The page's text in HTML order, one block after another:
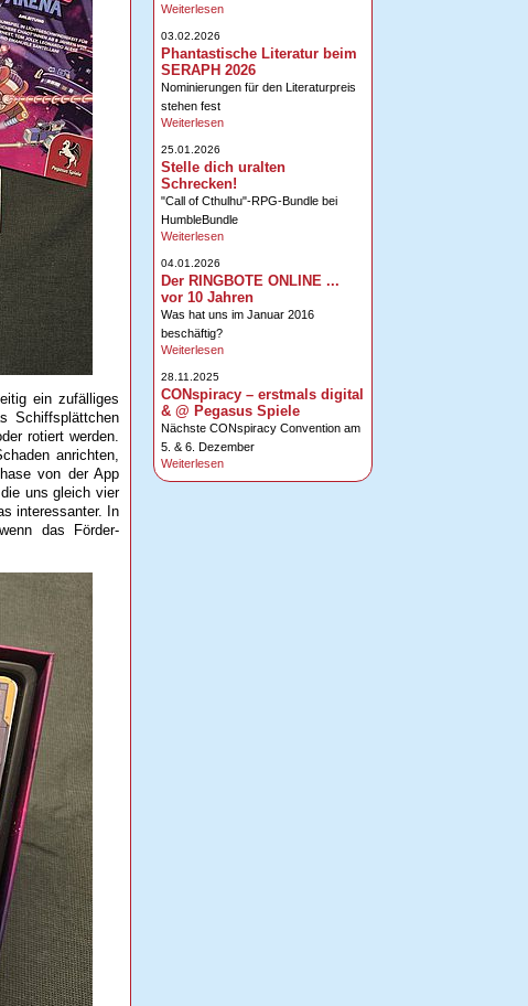
ein zufälliges
Schiffsplättchen
rotiert werden.
anrichten,
von der App
uns gleich vier
interessanter. In
das Förder-
Weiterlesen
03.02.2026
Phantastische Literatur beim
SERAPH 2026
Nominierungen für den Literaturpreis
stehen fest
Weiterlesen
25.01.2026
Stelle dich uralten
Schrecken!
"Call of Cthulhu"-RPG-Bundle bei
HumbleBundle
Weiterlesen
04.01.2026
Der RINGBOTE ONLINE ...
vor 10 Jahren
Was hat uns im Januar 2016
beschäftig?
Weiterlesen
28.11.2025
CONspiracy – erstmals digital
& @ Pegasus Spiele
Nächste CONspiracy Convention am
5. & 6. Dezember
Weiterlesen